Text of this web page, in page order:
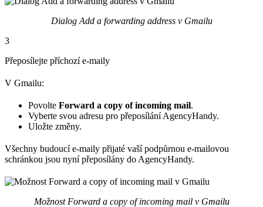
Dialog Add a forwarding address v Gmailu
3
Přeposílejte příchozí e-maily
V Gmailu:
Povolte Forward a copy of incoming mail.
Vyberte svou adresu pro přeposílání AgencyHandy.
Uložte změny.
Všechny budoucí e-maily přijaté vaší podpůrnou e-mailovou
schránkou jsou nyní přeposílány do AgencyHandy.
Možnost Forward a copy of incoming mail v Gmailu